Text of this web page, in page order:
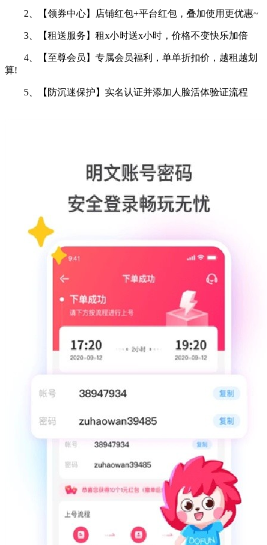
2、【领券中心】店铺红包+平台红包，叠加使用更优惠~
3、【租送服务】租x小时送x小时，价格不变快乐加倍
4、【至尊会员】专属会员福利，单单折扣价，越租越划
算!
5、【防沉迷保护】实名认证并添加人脸活体验证流程